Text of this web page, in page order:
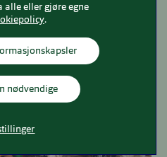
alle eller gjøre egne
.
nødvendige